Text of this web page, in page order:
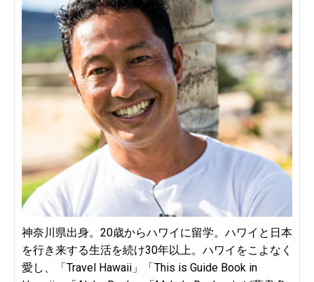
神奈川県出身。20歳からハワイに留学。ハワイと日本
を行き来する生活を続け30年以上。ハワイをこよなく
愛し、「Travel Hawaii」「This is Guide Book in